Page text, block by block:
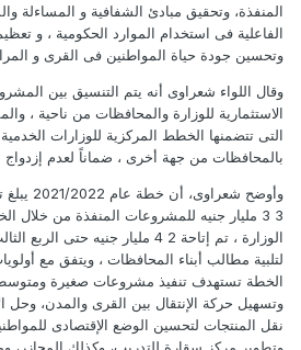
المنفذة، وتحقيق مبادئ الشفافية و المساءلة
الفاعلية فى استخدام الموارد الحكومية ، و
وتحسين جودة حياة المواطنين فى القرى و
وقال اللواء شعراوى أنه يتم التنسيق بين
الاستثمارية للوزارة والمحافظات من ناحية ،
التى تتضمنها الخطط المركزية للوزارات
بالمحافظات من جهة أخرى ، ضماناً لعدم إزدواج
3 3 مليار جنيه للمشروعات المنفذة من خلال
الوزارة ، تم إتاحة 2 4 مليار جنيه حتى
لتلبية مطالب أبناء المحافظات ، ويتفق مع
الخطة تستهدف تنفيذ مشروعات صغيرة
وتسهيل حركة الإنتقال بين القرى والمدن، وحل
نقل المنتجات لتحسين الوضع الإقتصادى